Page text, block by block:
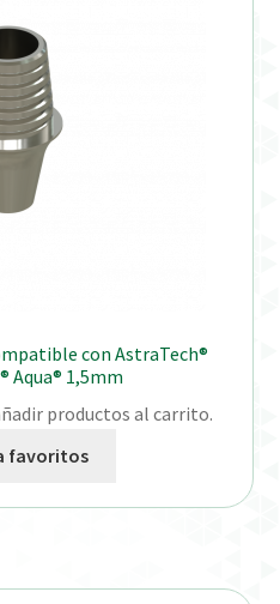
con AstraTech®
Aqua® 1,5mm
productos al carrito.
favoritos